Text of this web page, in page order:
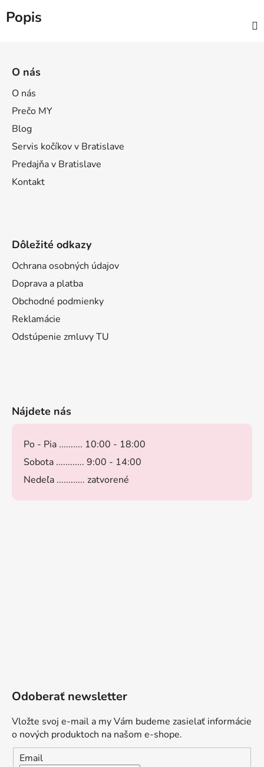
Popis
O nás
O nás
Prečo MY
Blog
Servis kočíkov v Bratislave
Predajňa v Bratislave
Kontakt
Dôležité odkazy
Ochrana osobných údajov
Doprava a platba
Obchodné podmienky
Reklamácie
Odstúpenie zmluvy TU
Nájdete nás
Po - Pia .......... 10:00 - 18:00
Sobota ............ 9:00 - 14:00
Nedeľa ............ zatvorené
Odoberať newsletter
Vložte svoj e-mail a my Vám budeme zasielať informácie
o nových produktoch na našom e-shope.
Email